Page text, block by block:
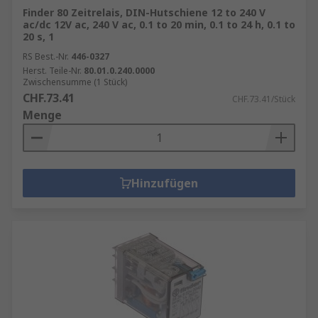
eingesetzt, um die Beleuchtung, Heizung,
Lüftung und Klimaanlagen zu steuern.
Signalaufbereitung hilft dabei, die Daten
von Temperatursensoren, CO₂-Sensoren
oder Feuchtigkeitssensoren in geeignete
Steuerbefehle umzuwandeln.
Automobilindustrie: In Fahrzeugen
werden Relais verwendet, um die
elektrische Systeme zu steuern. Die
Signalaufbereitung kommt zum Einsatz, um
Drehzahlsensoren zu verarbeiten.
Fertigungsindustrie : In der Produktion
sind Relais für die Steuerung von
Maschinen und Förderbändern
unverzichtbar. Signalaufbereitung sorgt
Finder 80 Zeitrelais, DIN-Hutschiene 12 to 240 V
ac/dc 12V ac, 240 V ac, 0.1 to 20 min, 0.1 to 24 h, 0.1 to
20 s, 1
RS Best.-Nr. 446-0327
Herst. Teile-Nr. 80.01.0.240.0000
Zwischensumme (1 Stück)
CHF.73.41 CHF.73.41/Stück
Menge
Hinzufügen